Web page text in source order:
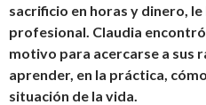
sacrificio en horas y dinero,
profesional. Claudia
motivo para acercarse a sus
aprender, en la práctica,
situación de la vida.